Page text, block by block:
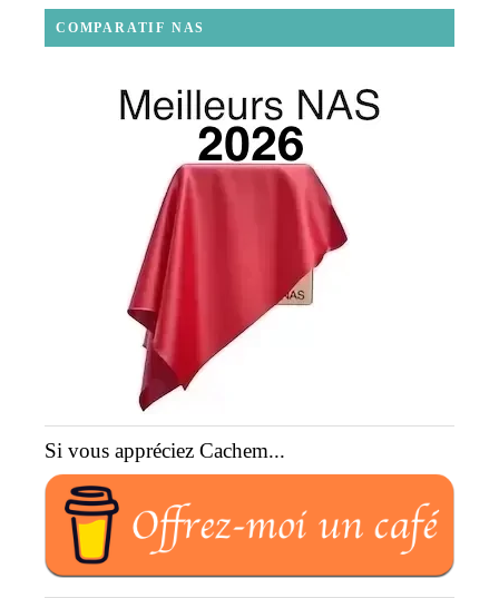
COMPARATIF NAS
Si vous appréciez Cachem...